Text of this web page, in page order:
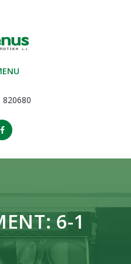
820680
6-1